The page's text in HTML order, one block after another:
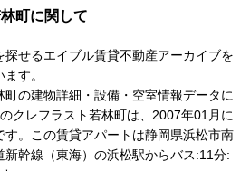
町に関して
せるエイブル賃貸不動産アーカイブを
す。
の建物詳細・設備・空室情報データに
クレフラスト若林町は、2007年01月に
す。この賃貸アパートは静岡県浜松市南
新幹線（東海）の浜松駅からバス:11分: